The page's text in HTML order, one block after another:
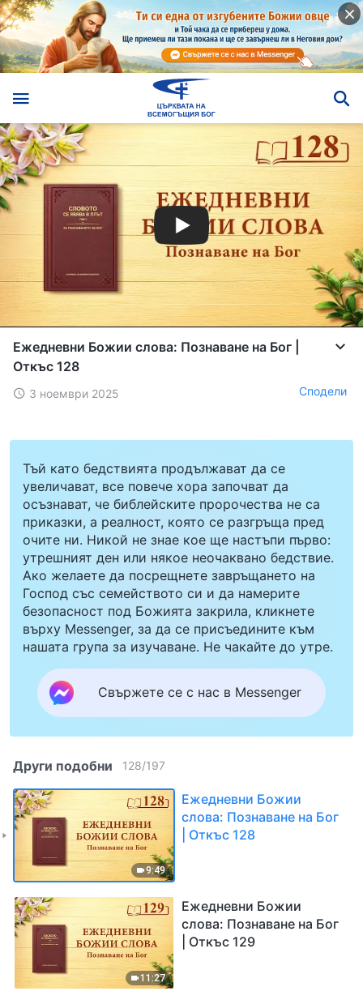
Ежедневни Божии слова: Познаване на Бог |
Откъс 128
3 ноември 2025 Сподели
Тъй като бедствията продължават да се
увеличават, все повече хора започват да
осъзнават, че библейските пророчества не са
приказки, а реалност, която се разгръща пред
очите ни. Никой не знае кое ще настъпи първо:
утрешният ден или някое неочаквано бедствие.
Ако желаете да посрещнете завръщането на
Господ със семейството си и да намерите
безопасност под Божията закрила, кликнете
върху Messenger, за да се присъедините към
нашата група за изучаване. Не чакайте до утре.
Свържете се с нас в Messenger
Други подобни 128/197
9:49
Ежедневни Божии
слова: Познаване на Бог
| Откъс 128
11:27
Ежедневни Божии
слова: Познаване на Бог
| Откъс 129